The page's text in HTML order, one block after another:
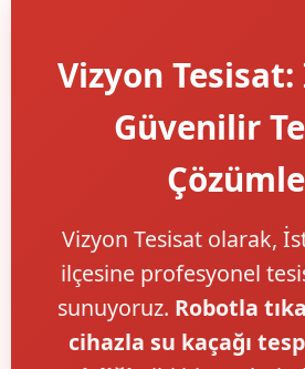
Vizyon
Güvenilir
Vizyon Tesisat olarak,
ilçesine profesyonel
sunuyoruz. Robotla
cihazla su kaçağı